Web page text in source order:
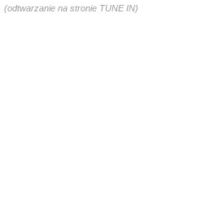
(odtwarzanie na stronie TUNE IN)